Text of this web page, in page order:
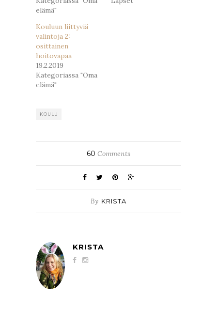
elämä"
Kouluun liittyviä
valintoja 2:
osittainen
hoitovapaa
19.2.2019
Kategoriassa "Oma
elämä"
KOULU
60 Comments
By KRISTA
KRISTA